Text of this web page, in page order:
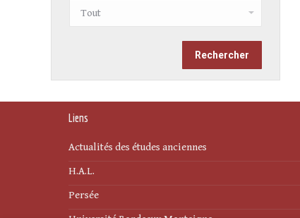
Liens
Actualités des études anciennes
H.A.L.
Persée